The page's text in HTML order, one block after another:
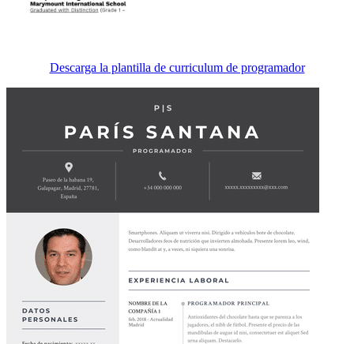
Descarga la plantilla de curriculum de programador